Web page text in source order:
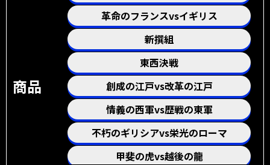
商品
革命のフランスvsイギリス
新撰組
東西決戦
創成の江戸vs改革の江戸
情義の西軍vs歴戦の東軍
不朽のギリシアvs栄光のローマ
甲斐の虎vs越後の龍